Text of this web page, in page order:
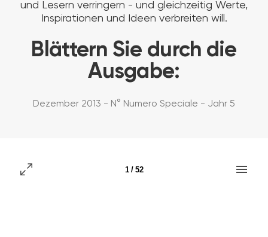
und Lesern verringern - und gleichzeitig Werte,
Inspirationen und Ideen verbreiten will.
Blättern Sie durch die
Ausgabe:
Dezember 2013 - N° Numero Speciale - Jahr 5